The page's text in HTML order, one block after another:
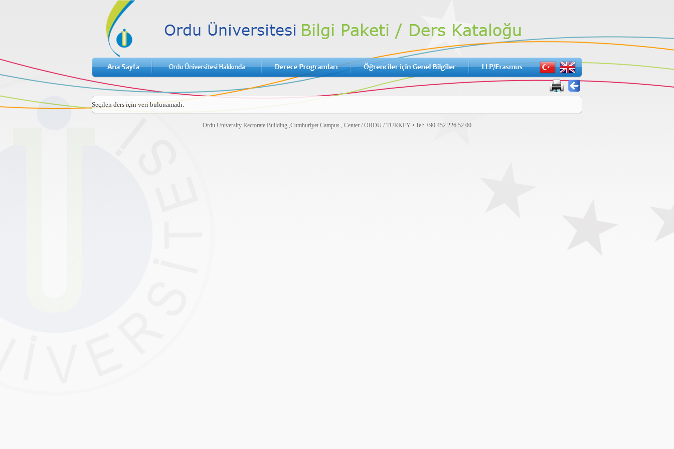
Seçilen ders için veri bulunamadı.
Ordu University Rectorate Building ,Cumhuriyet Campus , Center / ORDU / TURKEY • Tel: +90 452 226 52 00